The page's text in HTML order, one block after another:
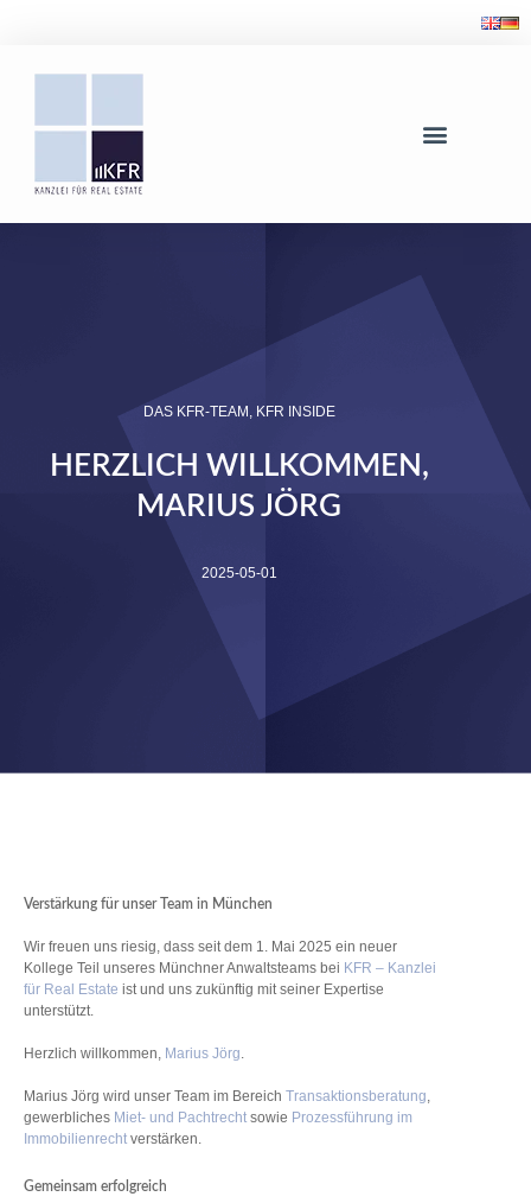
DAS KFR-TEAM , KFR INSIDE
HERZLICH WILLKOMMEN,
MARIUS JÖRG
2025-05-01
Verstärkung für unser Team in München
Wir freuen uns riesig, dass seit dem 1. Mai 2025 ein neuer
Kollege Teil unseres Münchner Anwaltsteams bei KFR – Kanzlei
für Real Estate ist und uns zukünftig mit seiner Expertise
unterstützt.
Herzlich willkommen, Marius Jörg
Marius Jörg wird unser Team im Bereich Transaktionsberatung
gewerbliches Miet- und Pachtrecht sowie Prozessführung im
Immobilienrecht verstärken.
Gemeinsam erfolgreich